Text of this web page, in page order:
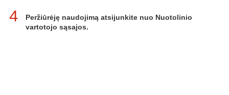
4
Peržiūrėję naudojimą atsijunkite nuo Nuotolinio
vartotojo sąsajos.